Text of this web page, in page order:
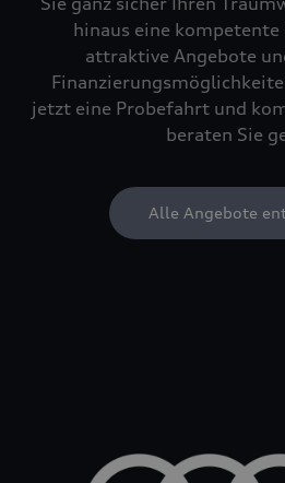
hinaus eine kompetente
attraktive Angebote
jetzt eine Probefahrt und
beraten Sie
Alle Angebote